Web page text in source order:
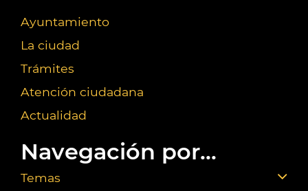
Ayuntamiento
La ciudad
Trámites
Atención ciudadana
Actualidad
Navegación por...
Temas